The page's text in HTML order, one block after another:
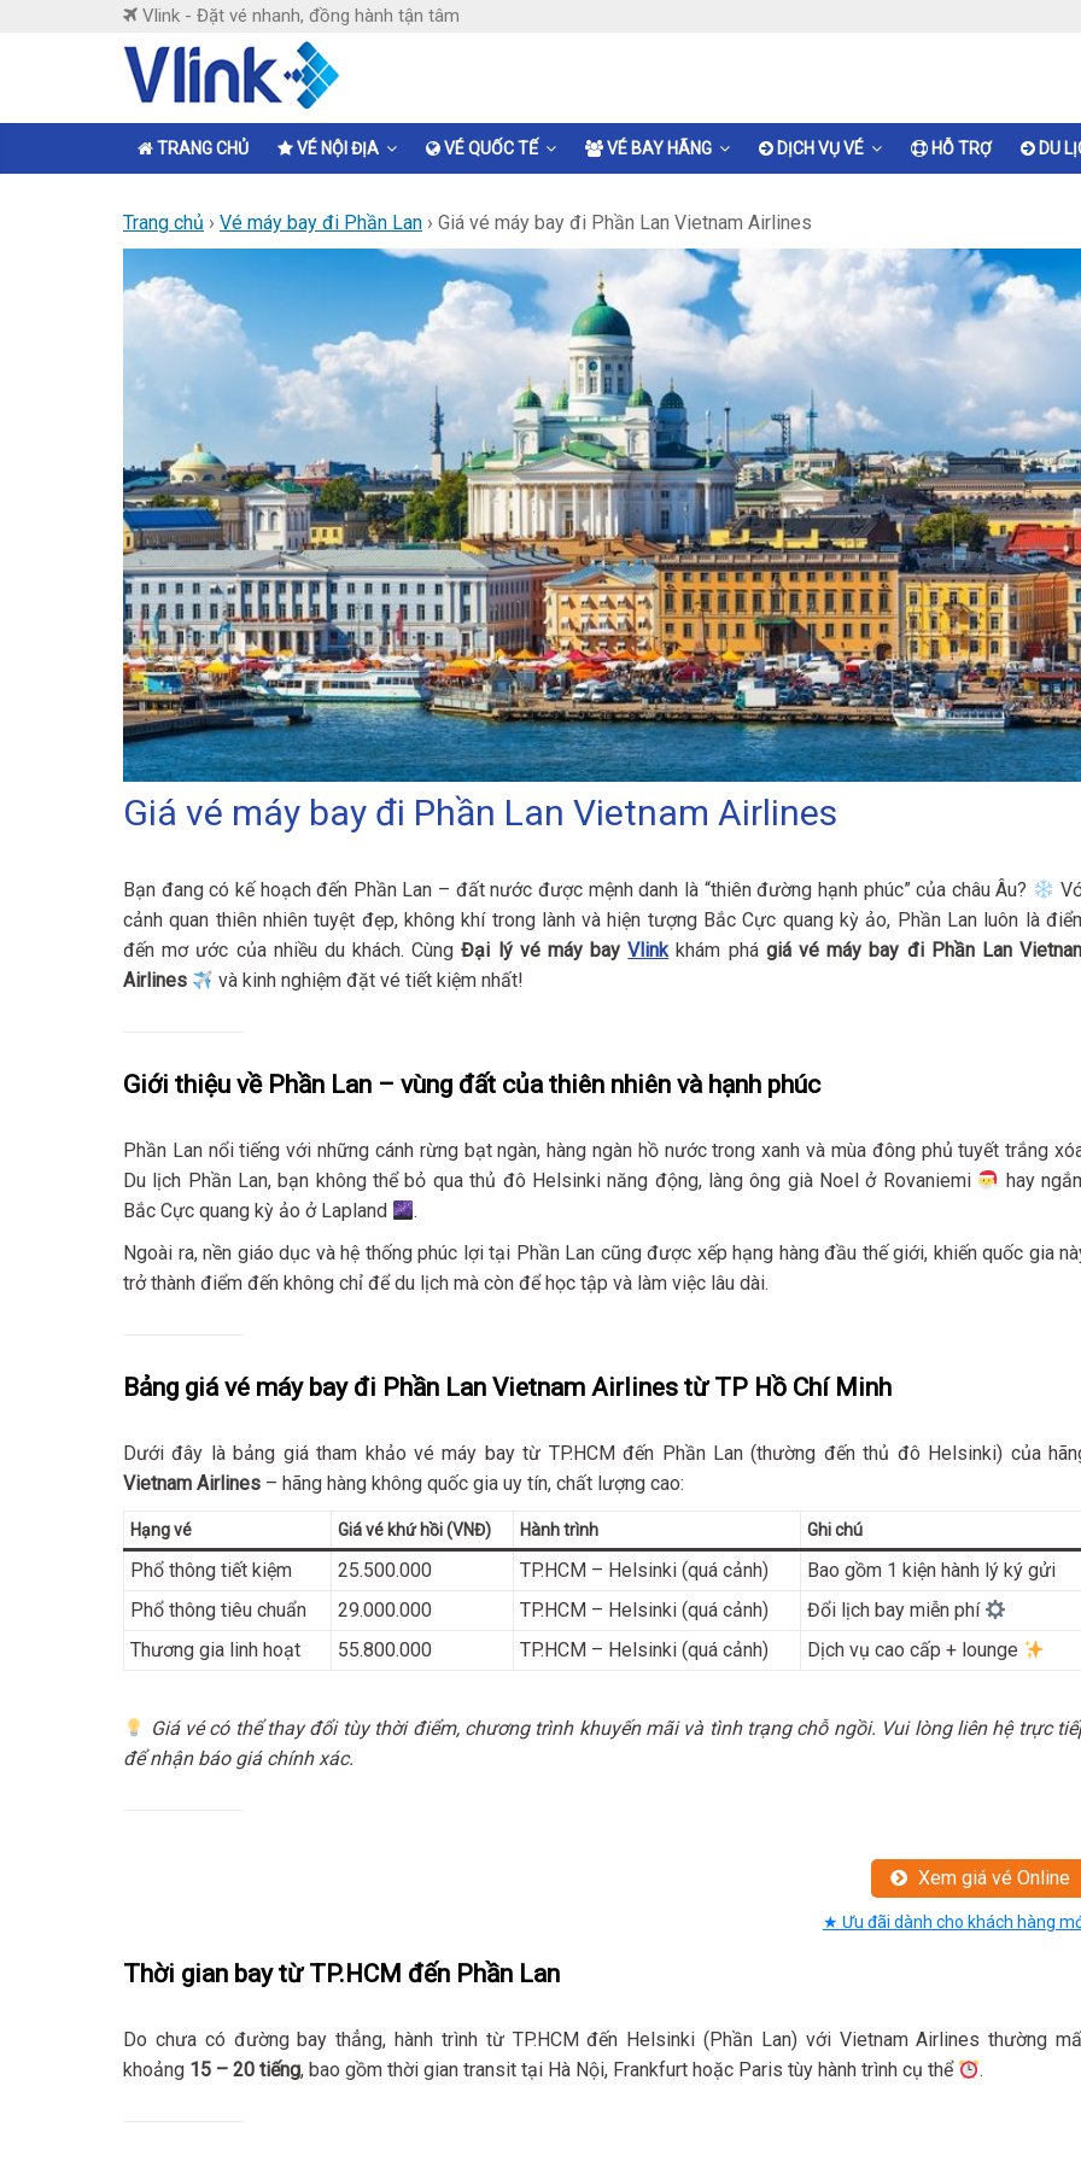
Vlink - Đặt vé nhanh, đồng hành tận tâm
Vlink
Đặt
vé
đồng
tận
tâm
TRANG CHỦ VÉ NỘI ĐỊA VÉ QUỐC TẾ VÉ BAY HÃNG DỊCH VỤ VÉ HỖ TRỢ DU
Trang chủ › Vé máy bay đi Phần Lan › Giá vé máy bay đi Phần Lan Vietnam Airlines
Giá vé máy bay đi Phần Lan Vietnam Airlines
Bạn đang có kế hoạch đến Phần Lan – đất nước được mệnh danh là “thiên đường hạnh phúc” của châu Âu?
cảnh quan thiên nhiên tuyệt đẹp, không khí trong lành và hiện tượng Bắc Cực quang kỳ ảo, Phần Lan luôn là
đến mơ ước của nhiều du khách. CùngĐại lý vé máy bayVlinkkhám phá giá vé máy bay đi Phần Lan
Airlines
và kinh nghiệm đặt vé tiết kiệm nhất!
Giới thiệu về Phần Lan – vùng đất của thiên nhiên và hạnh phúc
Phần Lan nổi tiếng với những cánh rừng bạt ngàn, hàng ngàn hồ nước trong xanh và mùa đông phủ tuyết trắng
Du lịch Phần Lan, bạn không thể bỏ qua thủ đô Helsinki năng động, làng ông già Noel ở Rovaniemi
hay
Bắc Cực quang kỳ ảo ở Lapland
.
Ngoài ra, nền giáo dục và hệ thống phúc lợi tại Phần Lan cũng được xếp hạng hàng đầu thế giới, khiến quốc gia
trở thành điểm đến không chỉ để du lịch mà còn để học tập và làm việc lâu dài.
Bảng giá vé máy bay đi Phần Lan Vietnam Airlines từ TP Hồ Chí Minh
Dưới đây là bảng giá tham khảo vé máy bay từ TP.HCM đến Phần Lan (thường đến thủ đô Helsinki) của
Vietnam Airlines – hãng hàng không quốc gia uy tín, chất lượng cao:
Hạng vé Giá vé khứ hồi (VNĐ) Hành trình Ghi chú
Phổ thông tiết kiệm 25.500.000 TP.HCM – Helsinki (quá cảnh)
Bao gồm 1 kiện hành lý ký gửi
Phổ thông tiêu chuẩn
29.000.000 TP.HCM – Helsinki (quá cảnh)
Đổi lịch bay miễn phí
Thương gia linh hoạt
55.800.000 TP.HCM – Helsinki (quá cảnh) Dịch vụ cao cấp + lounge
Giá vé có thể thay đổi tùy thời điểm, chương trình khuyến mãi và tình trạng chỗ ngồi. Vui lòng liên hệ trực
để nhận báo giá chính xác.
Xem giá vé Online
★ Ưu đãi dành cho khách hàng
Thời gian bay từ TP.HCM đến Phần Lan
Do chưa có đường bay thẳng, hành trình từ TP.HCM đến Helsinki (Phần Lan) với Vietnam Airlines thường
khoảng 15 – 20 tiếng, bao gồm thời gian transit tại Hà Nội, Frankfurt hoặc Paris tùy hành trình cụ thể .